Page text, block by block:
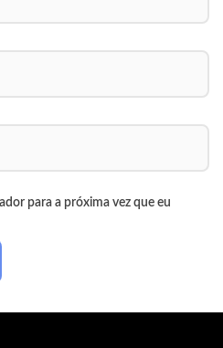
para a próxima vez que eu